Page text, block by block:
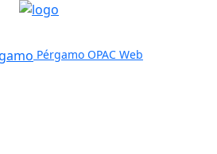
Pérgamo OPAC Web